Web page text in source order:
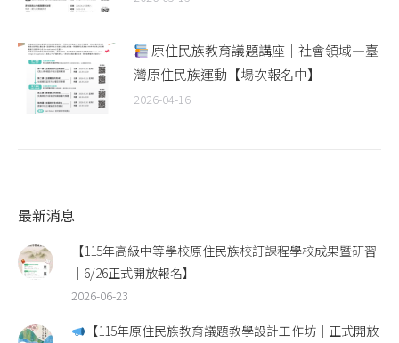
原住民族教育議題講座｜社會領域—臺
灣原住民族運動【場次報名中】
2026-04-16
最新消息
【115年高級中等學校原住民族校訂課程學校成果暨研習
｜6/26正式開放報名】
2026-06-23
【115年原住民族教育議題教學設計工作坊｜正式開放